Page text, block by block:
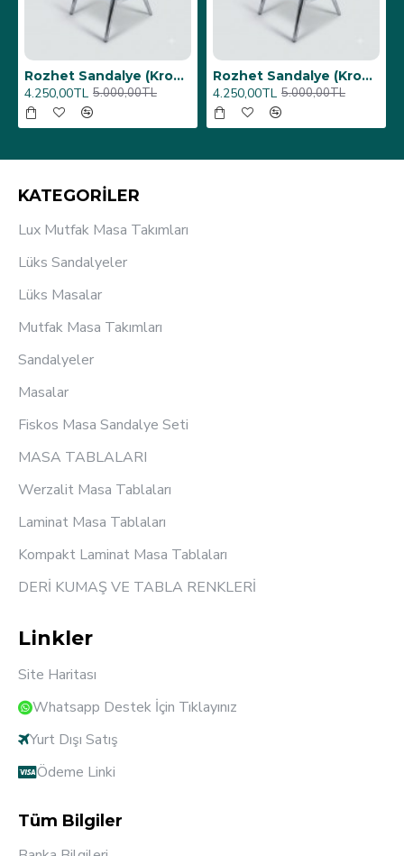
Rozhet Sandalye (Kromnikel) - Antrasit
4.250,00TL 5.000,00TL
Rozhet Sandalye (Kromnikel) (4 Adet Fiyatıdır) - Kiremit
16.000,00TL 20.000,00TL
KATEGORİLER
Lux Mutfak Masa Takımları
Lüks Sandalyeler
Lüks Masalar
Mutfak Masa Takımları
Sandalyeler
Masalar
Fiskos Masa Sandalye Seti
MASA TABLALARI
Werzalit Masa Tablaları
Laminat Masa Tablaları
Kompakt Laminat Masa Tablaları
DERİ KUMAŞ VE TABLA RENKLERİ
Linkler
Site Haritası
Whatsapp Destek İçin Tıklayınız
Yurt Dışı Satış
Ödeme Linki
Tüm Bilgiler